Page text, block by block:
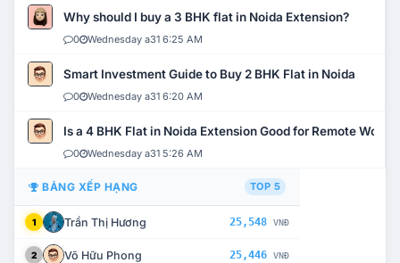
Why should I buy a 3 BHK flat in Noida Extension?
0 Wednesday a31 6:25 AM
Smart Investment Guide to Buy 2 BHK Flat in Noida
0 Wednesday a31 6:20 AM
Is a 4 BHK Flat in Noida Extension Good for Remote Work?
0 Wednesday a31 5:26 AM
BẢNG XẾP HẠNG TOP 5
1 Trần Thị Hương 25,548 VNĐ
2 Võ Hữu Phong 25,446 VNĐ